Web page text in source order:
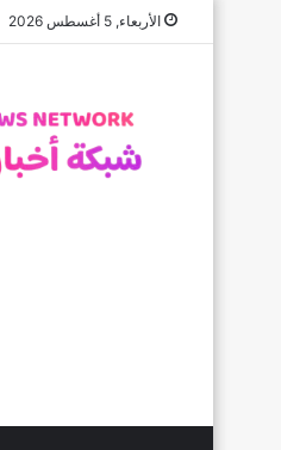
الأربعاء, 5 أغسطس 2026